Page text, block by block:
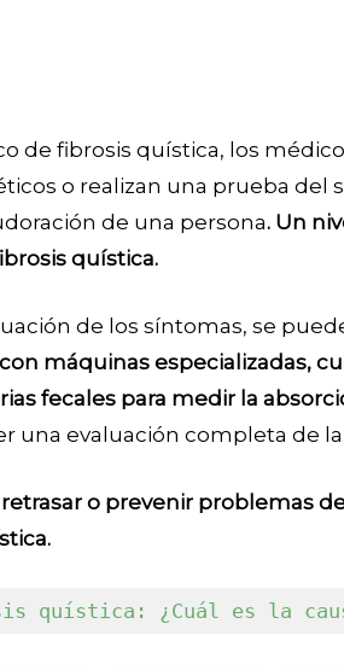
de fibrosis quística, los
o realizan una prueba del
de una persona. Un
quística.
de los síntomas, se
máquinas especializadas,
fecales para medir la
una evaluación completa de
o prevenir problemas
quística: ¿Cuál es la